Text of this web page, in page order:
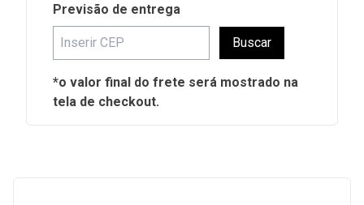
Previsão de entrega
Buscar
*o valor final do frete será mostrado na
tela de checkout.